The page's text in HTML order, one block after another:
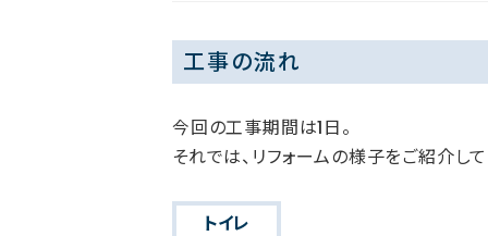
工事の流れ
今回の工事期間は1日。
それでは、リフォームの様子をご紹介して
トイレ